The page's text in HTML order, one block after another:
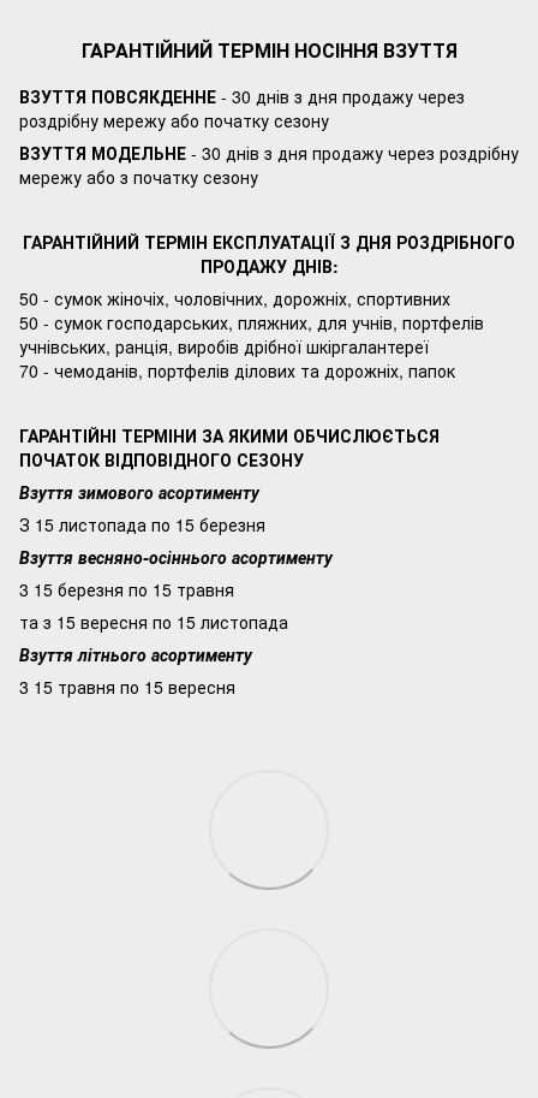
ГАРАНТІЙНИЙ ТЕРМІН НОСІННЯ ВЗУТТЯ
ВЗУТТЯ ПОВСЯКДЕННЕ - 30 днів з дня продажу через
роздрібну мережу або початку сезону
ВЗУТТЯ МОДЕЛЬНЕ - 30 днів з дня продажу через роздрібну
мережу або з початку сезону
ГАРАНТІЙНИЙ ТЕРМІН ЕКСПЛУАТАЦІЇ З ДНЯ РОЗДРІБНОГО
ПРОДАЖУ ДНІВ:
50 - сумок жіночіх, чоловічних, дорожніх, спортивних
50 - сумок господарських, пляжних, для учнів, портфелів
учнівських, ранція, виробів дрібної шкіргалантереї
70 - чемоданів, портфелів ділових та дорожніх, папок
ГАРАНТІЙНІ ТЕРМІНИ ЗА ЯКИМИ ОБЧИСЛЮЄТЬСЯ
ПОЧАТОК ВІДПОВІДНОГО СЕЗОНУ
Взуття зимового асортименту
З 15 листопада по 15 березня
Взуття весняно-осіннього асортименту
3 15 березня по 15 травня
та з 15 вересня по 15 листопада
Взуття літнього асортименту
3 15 травня по 15 вересня